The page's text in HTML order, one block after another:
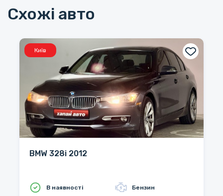
Схожі авто
Київ
BMW 328i 2012
В наявності Бензин